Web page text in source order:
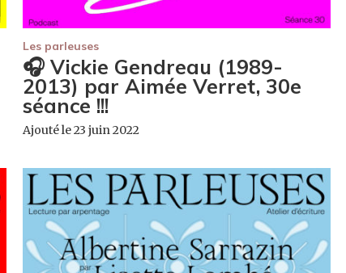
Les parleuses
🎧 Vickie Gendreau (1989-
2013) par Aimée Verret, 30e
séance !!!
Ajouté le 23 juin 2022